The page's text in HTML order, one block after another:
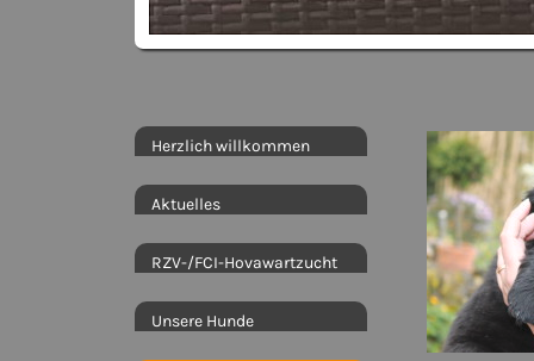
Herzlich willkommen
Aktuelles
RZV-/FCI-Hovawartzucht
Unsere Hunde